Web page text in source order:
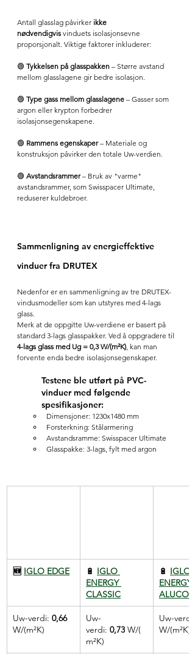
Antall glasslag påvirker ikke
nødvendigvis vinduets isolasjonsevne
proporsjonalt. Viktige faktorer inkluderer:
🟢 Tykkelsen på glasspakken – Større avstand
mellom glasslagene gir bedre isolasjon.
🟢 Type gass mellom glasslagene – Gasser som
argon eller krypton forbedrer
isolasjonsegenskapene.
🟢 Rammens egenskaper – Materiale og
konstruksjon påvirker den totale Uw-verdien.
🟢 Avstandsrammer – Bruk av "varme"
avstandsrammer, som Swisspacer Ultimate,
reduserer kuldebroer.
Sammenligning av energieffektive
vinduer fra DRUTEX
Nedenfor er en sammenligning av tre DRUTEX-
vindusmodeller som kan utstyres med 4-lags
glass.
Merk at de oppgitte Uw-verdiene er basert på
standard 3-lags glasspakker. Ved å oppgradere til
4-lags glass med Ug = 0,3 W/(m²K) , kan man
forvente enda bedre isolasjonsegenskaper.
Testene ble utført på PVC-
vinduer med følgende
spesifikasjoner:
Dimensjoner: 1230x1480 mm
Forsterkning: Stålarmering
Avstandsramme: Swisspacer Ultimate
Glasspakke: 3-lags, fylt med argon
🆕 IGLO EDGE 🔋 IGLO
ENERGY
CLASSIC
🔋 IGLO
ENERGY
Uw-verdi: 0,66
W/(m²K)
Uw-
verdi: 0,73 W/(
m²K)
Uw-verdi:
W/(m²K)